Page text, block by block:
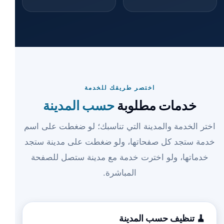
اختصر طريقك للخدمة
خدمات مطلوبةحسب المدينة
اختر الخدمة والمدينة التي تناسبك؛ لو ضغطت على اسم
خدمة ستجد كل صفحاتها، ولو ضغطت على مدينة ستجد
خدماتها، ولو اخترت خدمة مع مدينة ستصل للصفحة
المباشرة.
🧹 تنظيف حسب المدينة